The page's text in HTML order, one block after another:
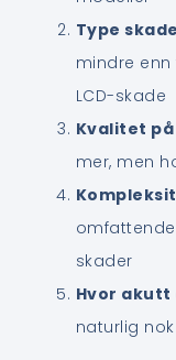
Type
mindre
LCD-skade
Kvalitet
mer, men
skader
Hvor akutt
naturlig